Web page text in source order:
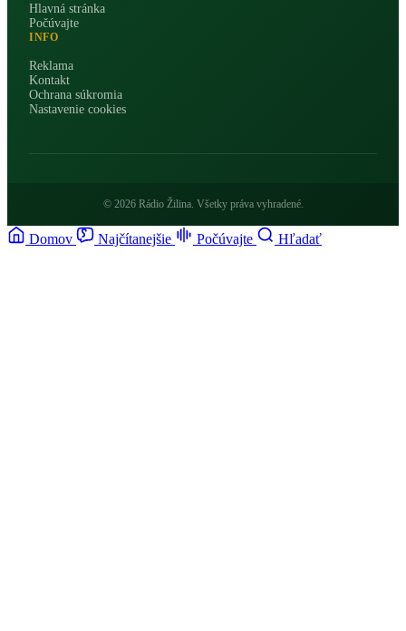
Hlavná stránka
Počúvajte
INFO
Reklama
Kontakt
Ochrana súkromia
Nastavenie cookies
© 2026 Rádio Žilina. Všetky práva vyhradené.
Domov Najčítanejšie Počúvajte Hľadať